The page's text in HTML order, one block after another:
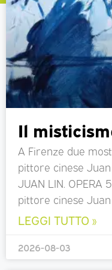
Il
A Firenze due
pittore cinese
JUAN LIN. OPERA
pittore cinese Juan
LEGGI TUTTO »
2026-08-03